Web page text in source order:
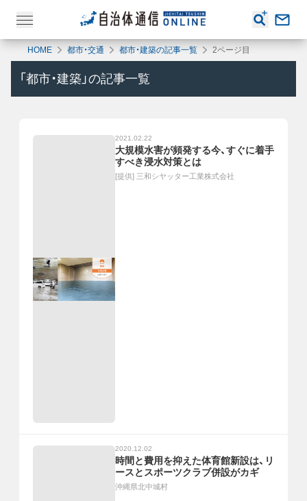
HOME 都市・交通 都市・建築の記事一覧 2ページ目
「 都市・建築 」の記事一覧
2021.02.22
大規模水害が頻発する今、すぐに着手
すべき浸水対策とは
[提供] 三和シヤッター工業株式会社
2020.12.02
時間と費用を抑えた体育館新設は、リ
ースとスポーツクラブ併設がカギ
沖縄県北中城村